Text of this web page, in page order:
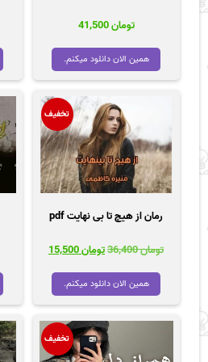
تومان41,500
همین الان دانلود میکنم.
تخفیف
رمان از هیچ تا بی نهایت pdf
تومان36,400
قیمت
تومان 36,400
بود.
تومان15,500
تومان 15,500
همین الان دانلود میکنم.
تخفیف